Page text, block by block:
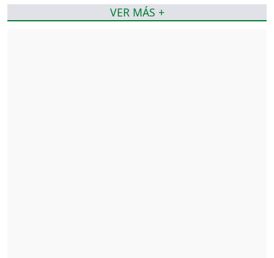
VER MÁS +